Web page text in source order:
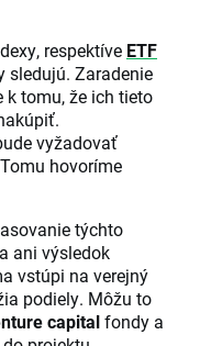
respektíve ETF
sledujú. Zaradenie
k tomu, že ich tieto
vyžadovať
hovoríme
týchto
ani výsledok
vstúpi na verejný
podiely. Môžu to
capitalfondy a